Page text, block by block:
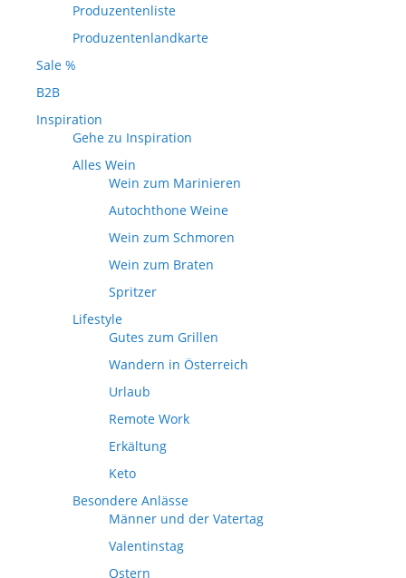
Produzentenliste
Produzentenlandkarte
Sale %
B2B
Inspiration
Gehe zu Inspiration
Alles Wein
Wein zum Marinieren
Autochthone Weine
Wein zum Schmoren
Wein zum Braten
Spritzer
Lifestyle
Gutes zum Grillen
Wandern in Österreich
Urlaub
Remote Work
Erkältung
Keto
Besondere Anlässe
Männer und der Vatertag
Valentinstag
Ostern